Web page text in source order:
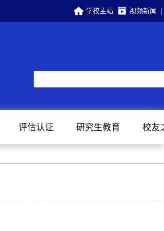
学校主站 视频新闻
评估认证 研究生教育 校友